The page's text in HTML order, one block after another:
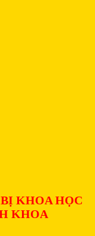
KHOA HỌC
KHOA